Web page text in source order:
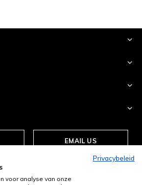
EMAIL US
Privacybeleid
voor analyse van onze